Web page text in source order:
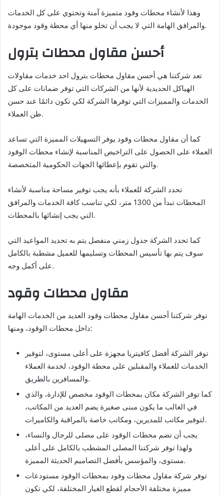
وهذا لأنشاء محطات وقود متميزة آمنة وتحتوي على كل الخدمات
والمرافق الهامة التي لا يجب أن تخلو منها أي محطة وقود موجودة.
أحسن مقاول محطات بترول
تعد شركتنا هي أحسن مقاول محطات بترول احد خدمات مقاولات
الهياكل الحديدية لأنها من الشركات التي توفر ضمانات على كل
الخدمات والمميزات التي توفرها الشركة لكي تكون دائمًا عند حسن
ظن العملاء.
كما أن مقاول محطات وقود يوفر التسهيلات المميزة التي تساعد
العملاء على الحصول على التراخيص المناسبة لإنشاء محطات الوقود
والتي تقوم بإعطائها الجهات الحكومية المتخصصة.
تحدد الشركة للعملاء بأنه يجب توفير مساحة مناسبة لأنشاء
المحطات تبدأ من 1300 متر، لكي تناسب كافة الخدمات والمرافق
التي يجب إنشائها بالمحطات.
كما تحدد الشركة جدول زمني منفصل يتم به تحديد المواعيد التي
سوف يتم بها تأسيس المحطات وتسليمها للعميل مشطبة بالكامل
على أكمل وجه.
مقاول محطات وقود
توفر شركتنا أحسن مقاول محطات وقود العديد من الخدمات الهامة
داخل محطات الوقود، ومنها:
توفر الشركة أفضل كافيتريا مجهزة على أعلى مستوى، لتوفير
الخدمات للعملاء والمقبلين على محطة الوقود، لخدمة العملاء
والمسافرين بالطريق.
كما توفر الشركة مكان بمحطات الوقود مخصص للإدارة، والذي
في الغالب ما يكون مبنى صغيرة يضم العديد من المكاتب،
لتوفير مكاتب للمديرين، ومكاتب خاصة بالمراقبة والكاميرات.
يجب أن تضم محطات الوقود على مصلى للرجال والنساء،
ولهذا توفر شركتنا المصلى المشطب بالكامل على أعلى
مستوى، والمؤسس بأفضل التصاميم الحديثة المميزة.
توفر شركة مقاول محطات وقود بمحطات الوقود مستودعات
مميزة مختلفة الأحجام لقطع الغيار المختلفة، لكي تكون